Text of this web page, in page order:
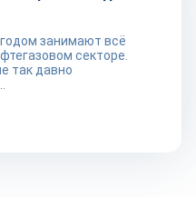
занимают всё
секторе.
так давно